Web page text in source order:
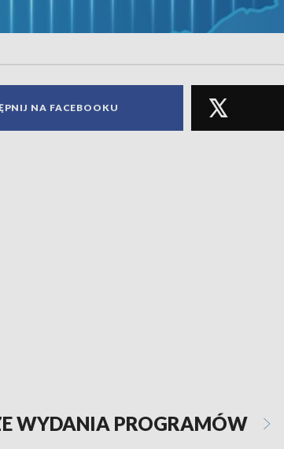
NA FACEBOOKU
WYDANIA PROGRAMÓW